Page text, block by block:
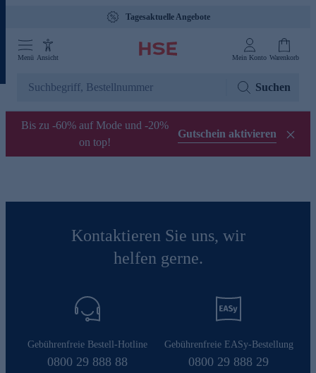
Tagesaktuelle Angebote
Menü Ansicht Mein Konto Warenkorb
Suchen
Bis zu -60% auf Mode und -20%
on top!
Gutschein aktivieren
Kontaktieren Sie uns, wir
helfen gerne.
Gebührenfreie Bestell-Hotline
0800 29 888 88
Gebührenfreie EASy-Bestellung
0800 29 888 29